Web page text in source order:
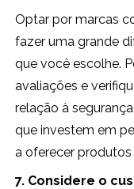
Optar por marcas
fazer uma grande
que você escolhe.
avaliações e
relação à
que investem em
a oferecer produtos
7. Considere o